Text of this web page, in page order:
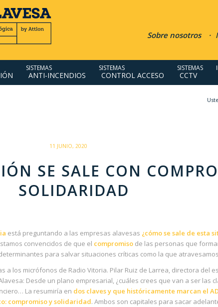
Sobre nosotros
SISTEMAS
ANTI-INCENDIOS
SISTEMAS
CONTROL ACCESO
SISTEMAS
CCTV
11 JUNIO, 2020
/
SE SALE CON
SOLIDARIDAD
está preguntando a las empresas alavesas ¿cómo se sale de esta
convencidos de que el compromiso de las personas que
para salvar situaciones críticas como la que
a los micrófonos de Radio Vitoria. Pilar Ruiz de Larrea, directora del
Desde un plano empresarial, ¿cuáles crees que van a ser las
La resumiría en dos claves y que históricamente marcan el
compromiso y solidaridad. Ambos son capitales para sacar